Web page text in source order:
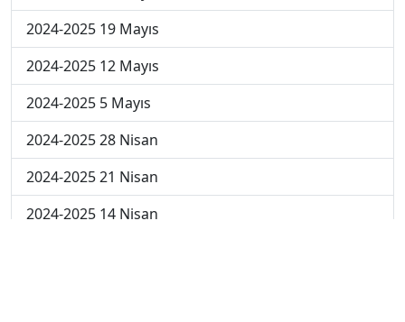
2024-2025 19 Mayıs
2024-2025 12 Mayıs
2024-2025 5 Mayıs
2024-2025 28 Nisan
2024-2025 21 Nisan
2024-2025 14 Nisan